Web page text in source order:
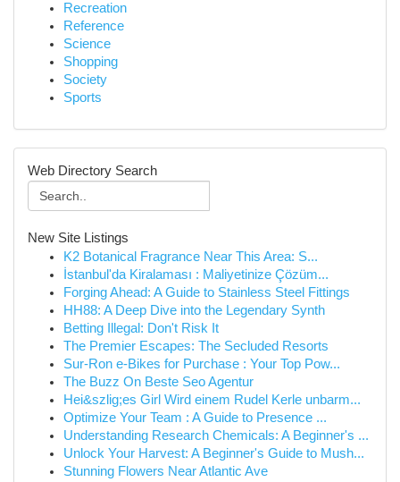
Recreation
Reference
Science
Shopping
Society
Sports
Web Directory Search
New Site Listings
K2 Botanical Fragrance Near This Area: S...
İstanbul'da Kiralaması : Maliyetinize Çözüm...
Forging Ahead: A Guide to Stainless Steel Fittings
HH88: A Deep Dive into the Legendary Synth
Betting Illegal: Don't Risk It
The Premier Escapes: The Secluded Resorts
Sur-Ron e-Bikes for Purchase : Your Top Pow...
The Buzz On Beste Seo Agentur
Hei&szlig;es Girl Wird einem Rudel Kerle unbarm...
Optimize Your Team : A Guide to Presence ...
Understanding Research Chemicals: A Beginner's ...
Unlock Your Harvest: A Beginner's Guide to Mush...
Stunning Flowers Near Atlantic Ave